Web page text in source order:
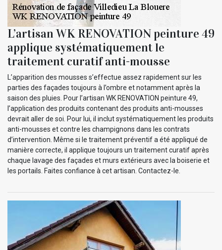
L’artisan WK RENOVATION peinture 49
applique systématiquement le
traitement curatif anti-mousse
L’apparition des mousses s’effectue assez rapidement sur les
parties des façades toujours à l’ombre et notamment après la
saison des pluies. Pour l’artisan WK RENOVATION peinture 49,
l’application des produits contenant des produits anti-mousses
devrait aller de soi. Pour lui, il inclut systématiquement les produits
anti-mousses et contre les champignons dans les contrats
d’intervention. Même si le traitement préventif a été appliqué de
manière correcte, il applique toujours un traitement curatif après
chaque lavage des façades et murs extérieurs avec la boiserie et
les portails. Faites confiance à cet artisan. Contactez-le.